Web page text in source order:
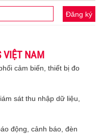
Đăng ký
VIỆT NAM
cảm biến, thiết bị đo
sát thu nhập dữ liệu,
động, cảnh báo, đèn